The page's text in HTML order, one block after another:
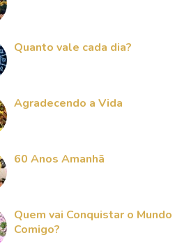
Quanto vale cada dia?
Agradecendo a Vida
60 Anos Amanhã
Quem vai Conquistar o Mundo
Comigo?